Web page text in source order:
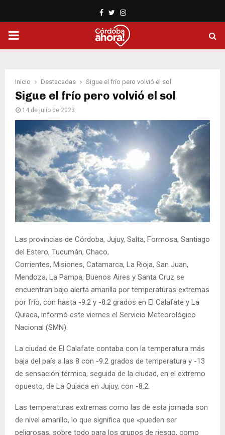
Facebook
TwitterInstagram
PRIMARY
Inicio Destacadas Sigue el frío pero volvió el sol
Sigue el frío pero volvió el sol
14 de julio de 2023
Las provincias de Córdoba, Jujuy, Salta, Formosa, Santiago
del Estero, Tucumán, Chaco,
Corrientes, Misiones, Catamarca, La Rioja, San Juan,
Mendoza, La Pampa, Buenos Aires y Santa Cruz se
encuentran bajo alerta amarilla por temperaturas extremas
por frío, con hasta -9.2 y -8.2 grados en El Calafate y La
Quiaca, informó este viernes el Servicio Meteorológico
Nacional (SMN).
La ciudad de El Calafate contaba con la temperatura más
baja del país a las 8 con -9.2 grados de temperatura y -13
de sensación térmica, seguida de la ciudad, en el extremo
opuesto, de La Quiaca en Jujuy, con -8.2.
Las temperaturas extremas como las de esta jornada son
de nivel amarillo, lo que significa que «pueden ser
peligrosas, sobre todo para los grupos de riesgo, como